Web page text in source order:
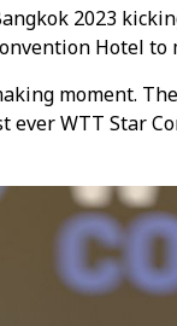
2023
Hotel to
moment.
ever WTT Star